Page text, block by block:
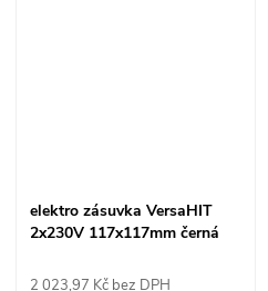
elektro zásuvka VersaHIT
2x230V 117x117mm černá
2 023,97 Kč bez DPH